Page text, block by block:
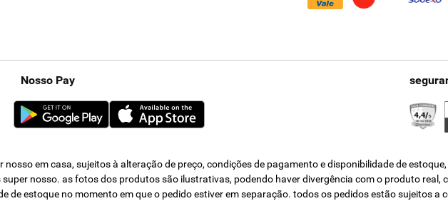
Nosso Pay
em casa, sujeitos à alteração de preço, condições de pagamento e disponibilidade de
nosso. as fotos dos produtos são ilustrativas, podendo haver divergência com o produto real,
de estoque no momento em que o pedido estiver em separação. todos os pedidos estão sujeitos a